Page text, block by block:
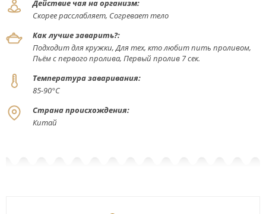
Действие чая на организм:
Скорее расслабляет, Согревает тело
Как лучше заварить?:
Подходит для кружки, Для тех, кто любит пить проливом,
Пьём с первого пролива, Первый пролив 7 сек.
Температура заваривания:
85-90°С
Страна происхождения:
Китай